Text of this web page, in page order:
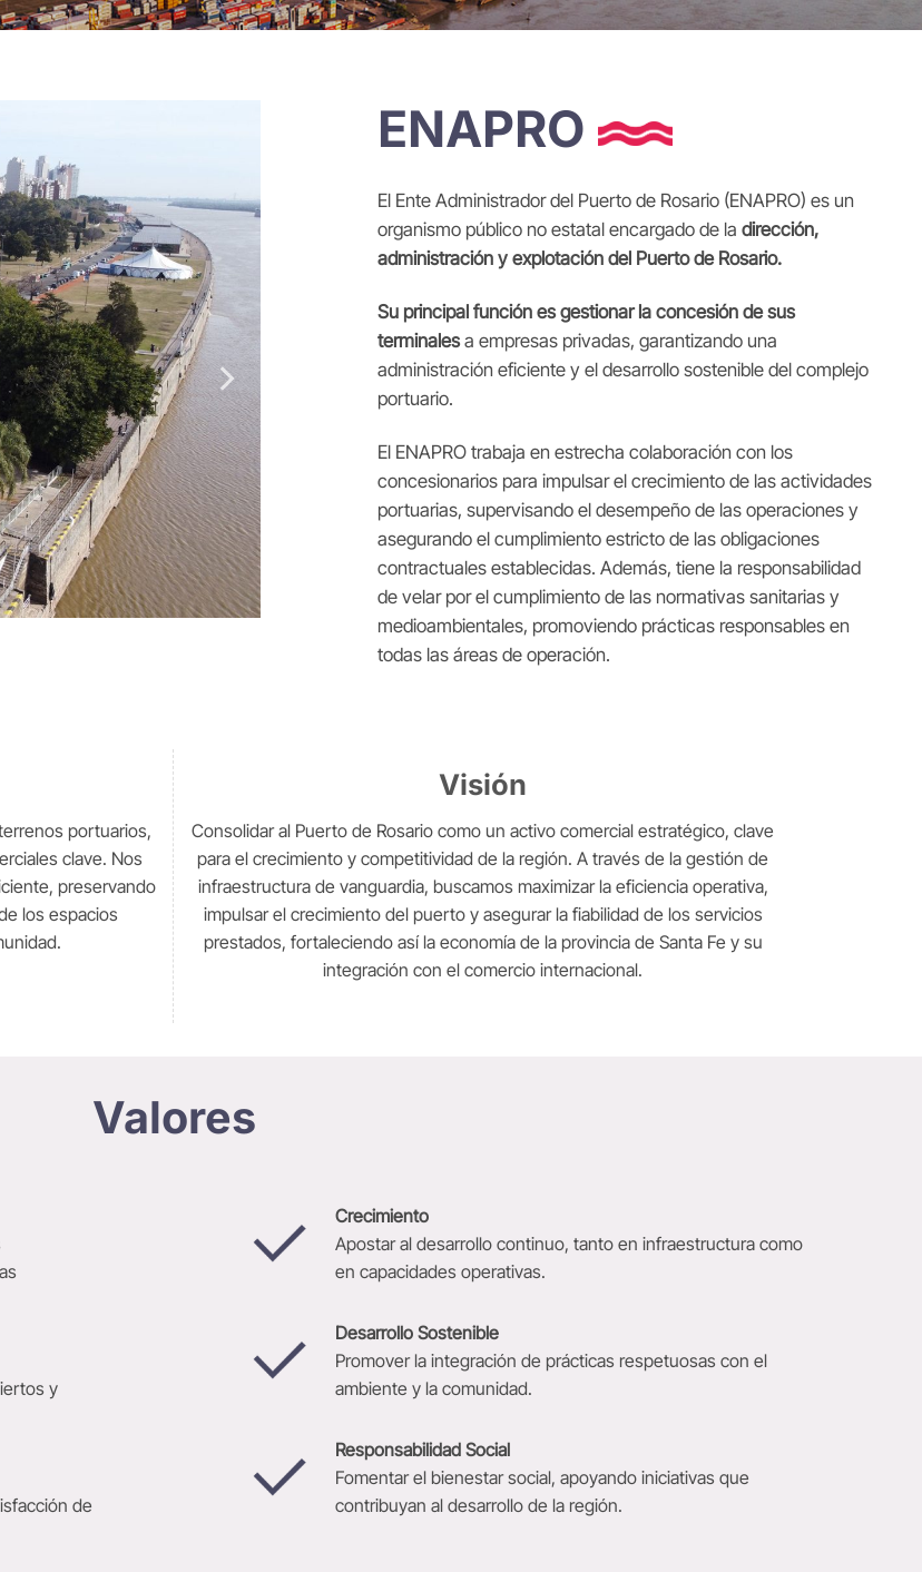
ENAPRO
El Ente Administrador del Puerto de Rosario (ENAPRO) es un
organismo público no estatal encargado de ladirección,
administración y explotación del Puerto de Rosario.
Su principal función es gestionar la concesión de sus
terminalesa empresas privadas, garantizando una
administración eficiente y el desarrollo sostenible del complejo
portuario.
El ENAPRO trabaja en estrecha colaboración con los
concesionarios para impulsar el crecimiento de las actividades
portuarias, supervisando el desempeño de las operaciones y
asegurando el cumplimiento estricto de las obligaciones
contractuales establecidas. Además, tiene la responsabilidad
de velar por el cumplimiento de las normativas sanitarias y
medioambientales, promoviendo prácticas responsables en
todas las áreas de operación.
portuarios,
clave. Nos
preservando
los espacios
Visión
Consolidar al Puerto de Rosario como un activo comercial estratégico, clave
para el crecimiento y competitividad de la región. A través de la gestión de
infraestructura de vanguardia, buscamos maximizar la eficiencia operativa,
impulsar el crecimiento del puerto y asegurar la fiabilidad de los servicios
prestados, fortaleciendo así la economía de la provincia de Santa Fe y su
integración con el comercio internacional.
Valores
y
de
Crecimiento
Apostar al desarrollo continuo, tanto en infraestructura como
en capacidades operativas.
Desarrollo Sostenible
Promover la integración de prácticas respetuosas con el
ambiente y la comunidad.
Responsabilidad Social
Fomentar el bienestar social, apoyando iniciativas que
contribuyan al desarrollo de la región.